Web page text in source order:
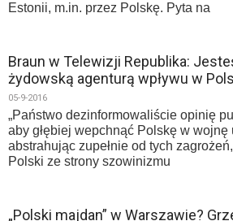
Estonii, m.in. przez Polskę. Pyta na
Braun w Telewizji Republika:
żydowską agenturą wpływu w
05-9-2016
„Państwo dezinformowaliście opinię
aby głębiej wepchnąć Polskę w wojnę
abstrahując zupełnie od tych
Polski ze strony szowinizmu
„Polski majdan” w Warszawie?